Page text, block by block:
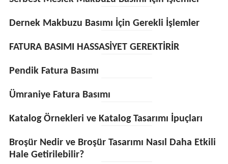
Dernek Makbuzu Basımı İçin Gerekli İşlemler
FATURA BASIMI HASSASİYET GEREKTİRİR
Pendik Fatura Basımı
Ümraniye Fatura Basımı
Katalog Örnekleri ve Katalog Tasarımı İpuçları
Broşür Nedir ve Broşür Tasarımı Nasıl Daha Etkili
Hale Getirilebilir?